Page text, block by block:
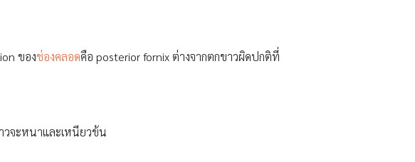
ของช่องคลอดคือ posterior fornix ต่างจากตกขาวผิดปกติที่
วจะหนาและเหนียวข้น